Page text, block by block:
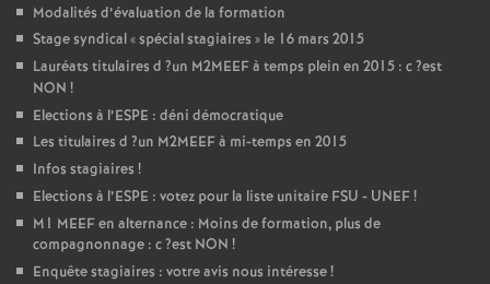
Modalités d’évaluation de la formation
Stage syndical «spécial stagiaires » le 16 mars 2015
Lauréats titulaires d ?un M2MEEFà temps plein en 2015 : c?est
NON !
Elections à l’ESPE : déni démocratique
Les titulaires d ?un M2MEEFà mi-temps en 2015
Infos stagiaires !
Elections à l’ESPE : votez pour la liste unitaire FSU - UNEF!
M1 MEEFen alternance : Moins de formation, plus de
compagnonnage : c?est NON !
Enquête stagiaires : votre avis nous intéresse!